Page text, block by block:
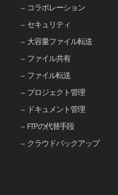
コラボレーション
セキュリティ
大容量ファイル転送
ファイル共有
ファイル転送
プロジェクト管理
ドキュメント管理
FTPの代替手段
クラウドバックアップ